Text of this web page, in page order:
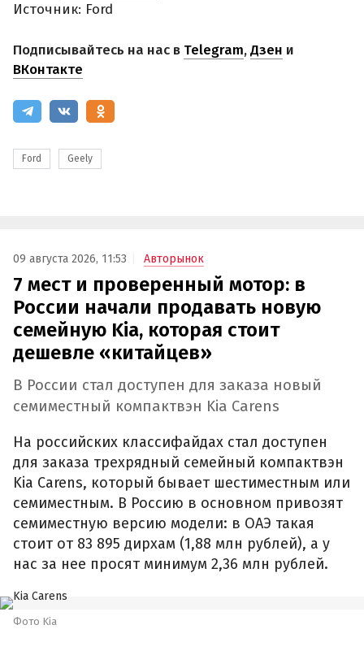
Источник: Ford
Подписывайтесь на нас в Telegram,Дзен и
ВКонтакте
Ford Geely
09 августа 2026, 11:53 Авторынок
7 мест и проверенный мотор: в
России начали продавать новую
семейную Kia, которая стоит
дешевле «китайцев»
В России стал доступен для заказа новый
семиместный компактвэн Kia Carens
На российских классифайдах стал доступен
для заказа трехрядный семейный компактвэн
Kia Carens, который бывает шестиместным или
семиместным. В Россию в основном привозят
семиместную версию модели: в ОАЭ такая
стоит от 83 895 дирхам (1,88 млн рублей), а у
нас за нее просят минимум 2,36 млн рублей.
Фото Kia